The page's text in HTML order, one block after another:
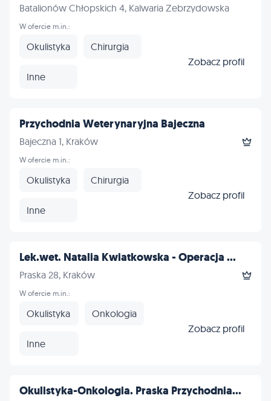
Batalionów Chłopskich 4, Kalwaria Zebrzydowska
W ofercie m.in.:
Okulistyka Chirurgia
Inne
Zobacz profil
Przychodnia Weterynaryjna Bajeczna
Bajeczna 1, Kraków
W ofercie m.in.:
Okulistyka Chirurgia
Inne
Zobacz profil
Lek.wet. Natalia Kwiatkowska - Operacja ...
Praska 28, Kraków
W ofercie m.in.:
Okulistyka Onkologia
Inne
Zobacz profil
Okulistyka-Onkologia. Praska Przychodnia...